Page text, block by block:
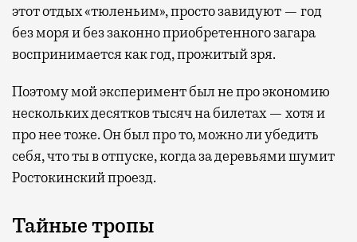
этот отдых «тюленьим», просто завидуют — год
без моря и без законно приобретенного загара
воспринимается как год, прожитый зря.
Поэтому мой эксперимент был не про экономию
нескольких десятков тысяч на билетах — хотя и
про нее тоже. Он был про то, можно ли убедить
себя, что ты в отпуске, когда за деревьями шумит
Ростокинский проезд.
Тайные тропы